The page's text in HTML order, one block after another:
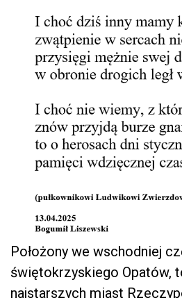
Położony we wschodniej
świętokrzyskiego Opatów,
najstarszych miast